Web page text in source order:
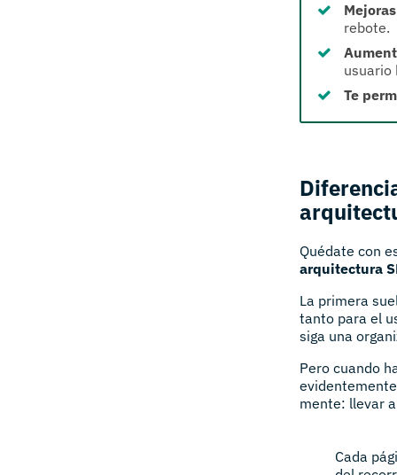
rebote.
usuario
Te
Quédate con
arquitectura
La primera
tanto para el
siga una
Pero cuando
mente: llevar
Cada